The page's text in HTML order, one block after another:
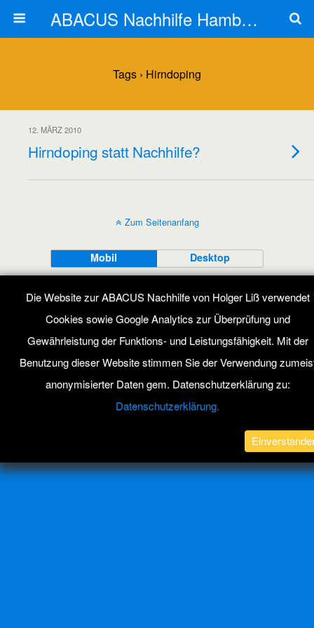
ABACUS Nachhilfe Hamburg
Tags › Hirndoping
12. MÄRZ 2010
Hirndoping statt Nachhilfe?
Zum Seitenanfang
Mobil Desktop
All content Copyright ABACUS Nachhilfe Blog
Die Website zur ABACUS Nachhilfe von Holger Liß verwendet
Cookies sowie Google Analytics zur Überprüfung und
Gewährleistung der Funktions- und Leistungsfähigkeit. Mit der
Benutzung dieser Website stimmen Sie der Verwendung
anonymisierter Daten gem. Datenschutzerklärung zu:
Datenschutzerklärung.